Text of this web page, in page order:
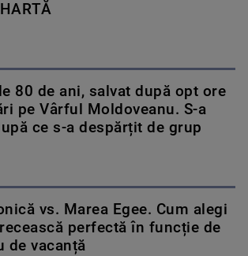
80 de ani, salvat după opt ore
pe Vârful Moldoveanu. S-a
ce s-a despărțit de grup
vs. Marea Egee. Cum alegi
perfectă în funcție de
de vacanță